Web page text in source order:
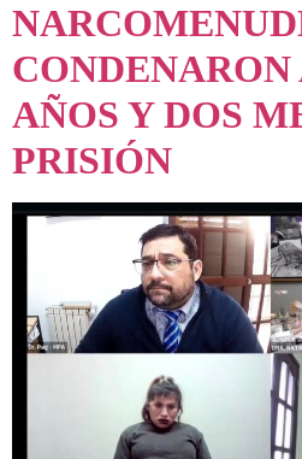
CONDENARON
AÑOS Y DOS
PRISIÓN